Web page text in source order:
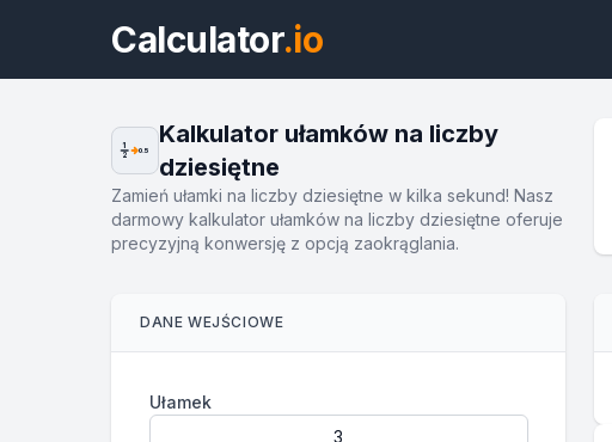
Calculator.io
1
2
0.5
Kalkulator ułamków na liczby
dziesiętne
Zamień ułamki na liczby dziesiętne w kilka sekund! Nasz
darmowy kalkulator ułamków na liczby dziesiętne oferuje
precyzyjną konwersję z opcją zaokrąglania.
DANE WEJŚCIOWE
Ułamek